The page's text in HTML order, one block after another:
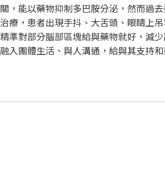
，能以藥物抑制多巴胺分泌，然而過
療，患者出現手抖、大舌頭、眼睛上
準對部分腦部區塊給與藥物就好，減
入團體生活、與人溝通，給與其支持